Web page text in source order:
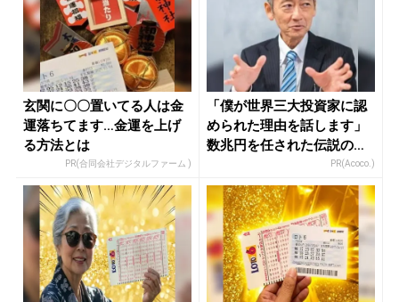
玄関に〇〇置いてる人は金
運落ちてます…金運を上げ
る方法とは
PR(合同会社デジタルファーム )
「僕が世界三大投資家に認
められた理由を話します」
数兆円を任された伝説の投
PR(Acoco.)